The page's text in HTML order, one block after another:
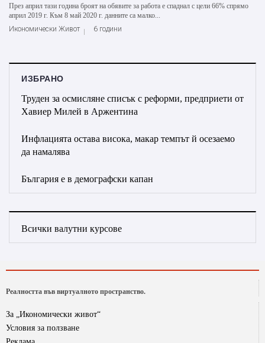
През април тази година броят на обявите за работа е спаднал с цели 66% спрямо
април 2019 г. Към 8 май 2020 г. данните са малко...
Икономически Живот
6 години
ИЗБРАНО
Труден за осмисляне списък с реформи, предприети от
Хавиер Милей в Аржентина
Инфлацията остава висока, макар темпът й осезаемо
да намалява
България е в демографски капан
Всички валутни курсове
Реалността във виртуалното пространство.
За „Икономически живот“
Условия за ползване